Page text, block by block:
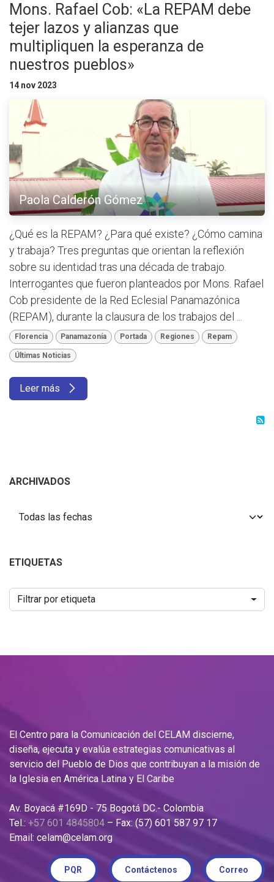
Mons. Rafael Cob: «La REPAM debe
tejer lazos y alianzas que
multipliquen la esperanza de
nuestros pueblos»
14 nov 2023
Paola Calderón Gómez
¿Qué es la REPAM? ¿Para qué existe? ¿Cómo camina
y trabaja? Tres preguntas que orientan la reflexión
sobre su identidad tras una década de trabajo.
Interrogantes que fueron planteados por Mons. Rafael
Cob presidente de la Red Eclesial Panamazónica
(REPAM), durante la clausura de los trabajos del ...
Florencia Panamazonía Portada Regiones Repam
Últimas Noticias
Leer más
ARCHIVADOS
ETIQUETAS
Filtrar por etiqueta
El Centro para la Comunicación del CELAM discierne,
diseña, ejecuta y evalúa estrategias comunicativas al
servicio del Pueblo de Dios que contribuyan a la misión de
la Iglesia en América Latina y El Caribe
Av. Boyacá #169D - 75 Bogotá DC.- Colombia
Tel.: +57 601 4845804 – Fax: (57) 601 587 97 17
Email: celam@celam.org
PQR Contáctenos Correo